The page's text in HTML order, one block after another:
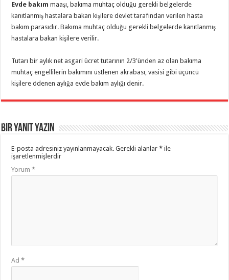
Evde bakım maaşı, bakıma muhtaç olduğu gerekli belgelerde
kanıtlanmış hastalara bakan kişilere devlet tarafından verilen hasta
bakım parasıdır. Bakıma muhtaç olduğu gerekli belgelerde kanıtlanmış
hastalara bakan kişilere verilir.
Tutarı bir aylık net asgari ücret tutarının 2/3'ünden az olan bakıma
muhtaç engellilerin bakımını üstlenen akrabası, vasisi gibi üçüncü
kişilere ödenen aylığa evde bakım aylığı denir.
Bir yanıt yazın
E-posta adresiniz yayınlanmayacak. Gerekli alanlar* ile
işaretlenmişlerdir
Yorum*
Ad*